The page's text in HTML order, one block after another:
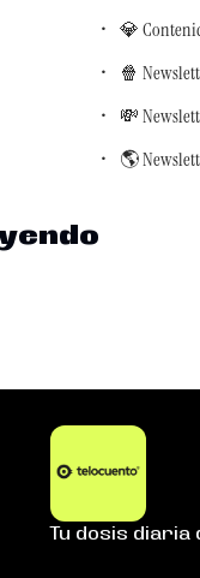
💎
🍿
💸
🌎
Tu dosis diaria